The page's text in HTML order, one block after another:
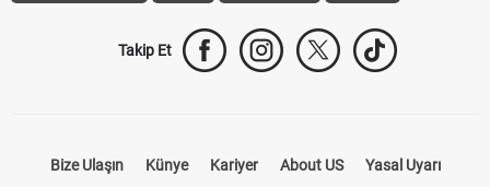
Takip Et
Bize Ulaşın Künye Kariyer About US Yasal Uyarı